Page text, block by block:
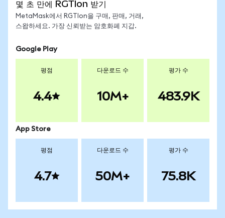
몇 초 만에 RGTIon 받기
MetaMask에서 RGTIon을 구매, 판매, 거래,
스왑하세요. 가장 신뢰받는 암호화폐 지갑.
Google Play
평점
4.4
다운로드 수
10M+
평가 수
483.9K
App Store
평점
4.7
다운로드 수
50M+
평가 수
75.8K